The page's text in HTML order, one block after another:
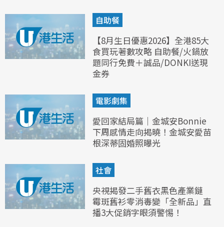
自助餐
【8月生日優惠2026】全港85大
食買玩著數攻略 自助餐/火鍋放
題同行免費＋誠品/DONKI送現
金券
電影劇集
愛回家結局篇｜金城安Bonnie
下周感情走向揭曉！金城安愛苗
根深蒂固婚照曝光
社會
央視揭發二手舊衣黑色產業鏈
霉斑舊衫零消毒變「全新品」直
播3大促銷字眼須警惕！